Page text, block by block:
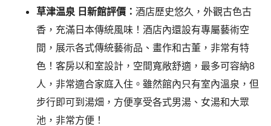
草津温泉 日新館評價： 酒店歷史悠久，外觀古色古
香，充滿日本傳統風味！酒店內還設有專屬藝術空
間，展示各式傳統藝術品、畫作和古董，非常有特
色！客房以和室設計，空間寬敞舒適，最多可容納8
人，非常適合家庭入住。雖然館內只有室內溫泉，但
步行即可到湯畑，方便享受各式男湯、女湯和大眾
池，非常方便！